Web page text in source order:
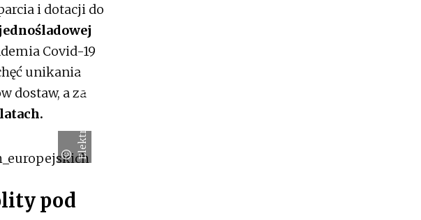
i dotacji do
Covid-19
unikania
dostaw, a za
Elektromobilni.pl
pod